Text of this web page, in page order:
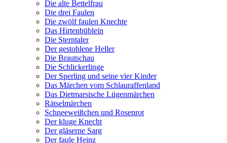
Die alte Bettelfrau
Die drei Faulen
Die zwölf faulen Knechte
Das Hirtenbüblein
Die Sterntaler
Der gestohlene Heller
Die Brautschau
Die Schlickerlinge
Der Sperling und seine vier Kinder
Das Märchen vom Schlauraffenland
Das Dietmarsische Lügenmärchen
Rätselmärchen
Schneeweißchen und Rosenrot
Der kluge Knecht
Der gläserne Sarg
Der faule Heinz